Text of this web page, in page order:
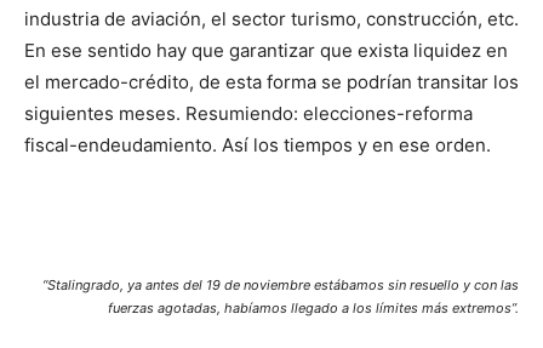
industria de aviación, el sector turismo, construcción, etc.
En ese sentido hay que garantizar que exista liquidez en
el mercado-crédito, de esta forma se podrían transitar los
siguientes meses. Resumiendo: elecciones-reforma
fiscal-endeudamiento. Así los tiempos y en ese orden.
“Stalingrado, ya antes del 19 de noviembre estábamos sin resuello y con las
fuerzas agotadas, habíamos llegado a los límites más extremos”.